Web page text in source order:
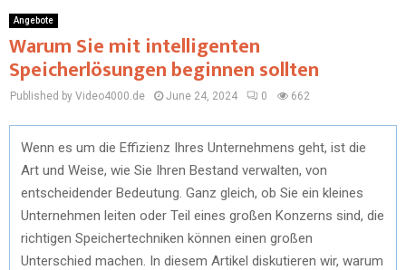
Angebote
Warum Sie mit intelligenten
Speicherlösungen beginnen sollten
Published by Video4000.de June 24, 2024 0 662
Wenn es um die Effizienz Ihres Unternehmens geht, ist die
Art und Weise, wie Sie Ihren Bestand verwalten, von
entscheidender Bedeutung. Ganz gleich, ob Sie ein kleines
Unternehmen leiten oder Teil eines großen Konzerns sind, die
richtigen Speichertechniken können einen großen
Unterschied machen. In diesem Artikel diskutieren wir, warum